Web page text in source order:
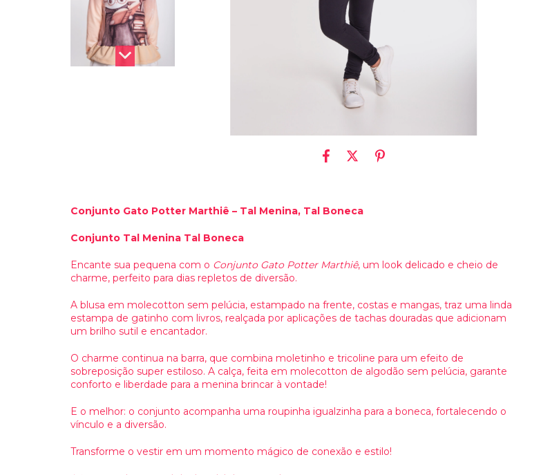
Conjunto Gato Potter Marthiê – Tal Menina, Tal Boneca
Conjunto Tal Menina Tal Boneca
Encante sua pequena com o Conjunto Gato Potter Marthiê, um look delicado e cheio de
charme, perfeito para dias repletos de diversão.
A blusa em molecotton sem pelúcia, estampado na frente, costas e mangas, traz uma linda
estampa de gatinho com livros, realçada por aplicações de tachas douradas que adicionam
um brilho sutil e encantador.
O charme continua na barra, que combina moletinho e tricoline para um efeito de
sobreposição super estiloso. A calça, feita em molecotton de algodão sem pelúcia, garante
conforto e liberdade para a menina brincar à vontade!
E o melhor: o conjunto acompanha uma roupinha igualzinha para a boneca, fortalecendo o
vínculo e a diversão.
Transforme o vestir em um momento mágico de conexão e estilo!